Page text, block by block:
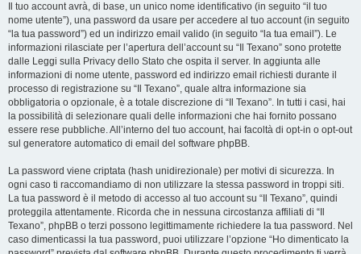
Il tuo account avrà, di base, un unico nome identificativo (in seguito “il tuo
nome utente”), una password da usare per accedere al tuo account (in seguito
“la tua password”) ed un indirizzo email valido (in seguito “la tua email”). Le
informazioni rilasciate per l’apertura dell’account su “Il Texano” sono protette
dalle Leggi sulla Privacy dello Stato che ospita il server. In aggiunta alle
informazioni di nome utente, password ed indirizzo email richiesti durante il
processo di registrazione su “Il Texano”, quale altra informazione sia
obbligatoria o opzionale, è a totale discrezione di “Il Texano”. In tutti i casi, hai
la possibilità di selezionare quali delle informazioni che hai fornito possano
essere rese pubbliche. All’interno del tuo account, hai facoltà di opt-in o opt-out
sul generatore automatico di email del software phpBB.
La password viene criptata (hash unidirezionale) per motivi di sicurezza. In
ogni caso ti raccomandiamo di non utilizzare la stessa password in troppi siti.
La tua password è il metodo di accesso al tuo account su “Il Texano”, quindi
proteggila attentamente. Ricorda che in nessuna circostanza affiliati di “Il
Texano”, phpBB o terzi possono legittimamente richiedere la tua password. Nel
caso dimenticassi la tua password, puoi utilizzare l’opzione “Ho dimenticato la